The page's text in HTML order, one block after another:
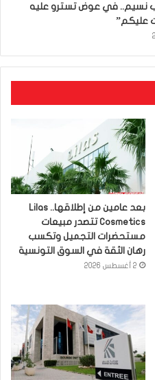
نسيم.. في عوض تسترو عليه
عليكم”
بعد عامين من إطلاقها.. Lilas
Cosmetics تتصدر مبيعات
مستحضرات التجميل وتكسب
رهان الثقة في السوق التونسية
2 أغسطس 2026